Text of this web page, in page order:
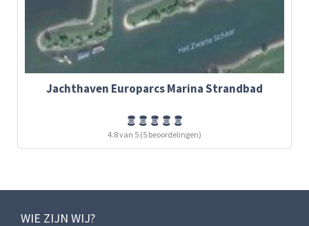
Jachthaven Europarcs Marina Strandbad
4.8 van 5 (5 beoordelingen)
WIE ZIJN WIJ?